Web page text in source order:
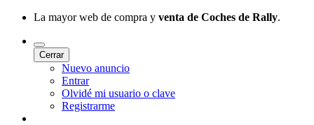
La mayor web de compra y venta de Coches de Rally.
Cerrar
Nuevo anuncio
Entrar
Olvidé mi usuario o clave
Registrarme